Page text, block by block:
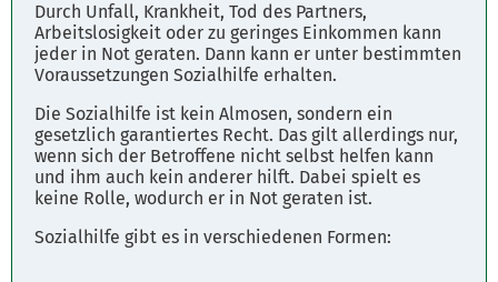
Durch Unfall, Krankheit, Tod des Partners,
Arbeitslosigkeit oder zu geringes Einkommen kann
jeder in Not geraten. Dann kann er unter bestimmten
Voraussetzungen Sozialhilfe erhalten.
Die Sozialhilfe ist kein Almosen, sondern ein
gesetzlich garantiertes Recht. Das gilt allerdings nur,
wenn sich der Betroffene nicht selbst helfen kann
und ihm auch kein anderer hilft. Dabei spielt es
keine Rolle, wodurch er in Not geraten ist.
Sozialhilfe gibt es in verschiedenen Formen: